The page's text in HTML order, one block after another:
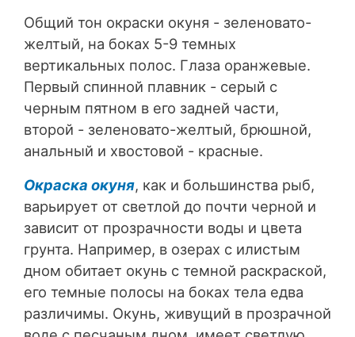
Общий тон окраски окуня - зеленовато-
желтый, на боках 5-9 темных
вертикальных полос. Глаза оранжевые.
Первый спинной плавник - серый с
черным пятном в его задней части,
второй - зеленовато-желтый, брюшной,
анальный и хвостовой - красные.
Окраска окуня, как и большинства рыб,
варьирует от светлой до почти черной и
зависит от прозрачности воды и цвета
грунта. Например, в озерах с илистым
дном обитает окунь с темной раскраской,
его темные полосы на боках тела едва
различимы. Окунь, живущий в прозрачной